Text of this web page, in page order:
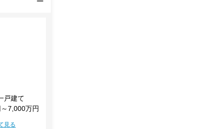
戸建て
7,000万円
見る